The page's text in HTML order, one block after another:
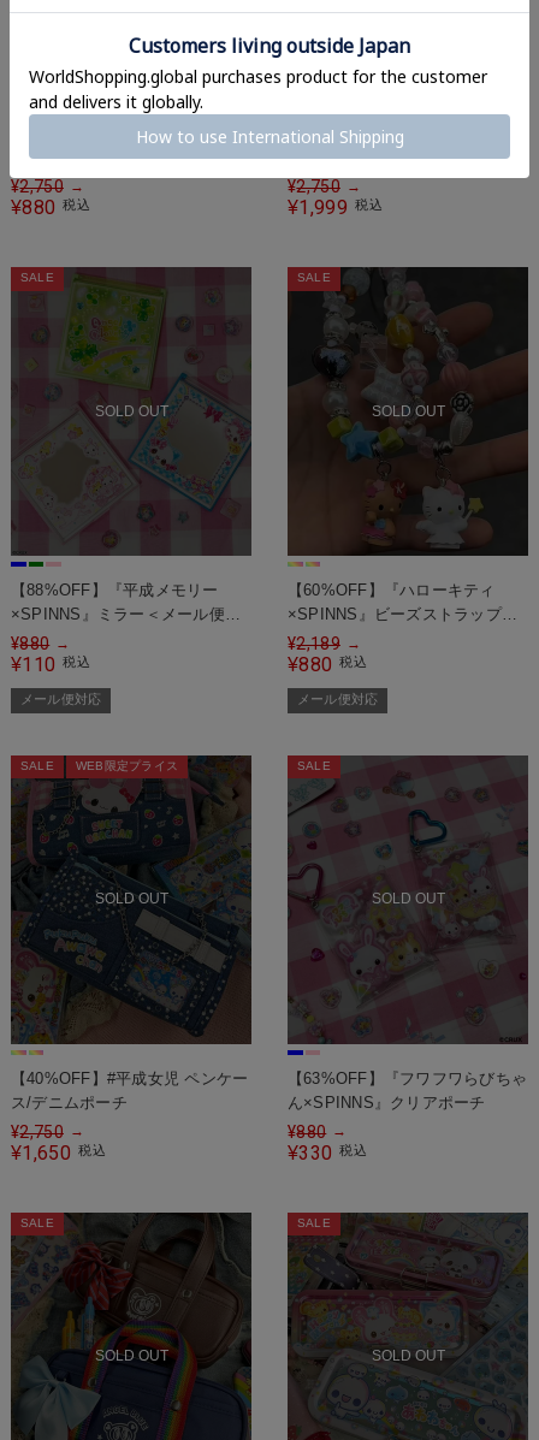
【68%OFF】『平成メモリー
×SPINNS』デニムペンケース
¥2,750 →
¥880 税込
【27%OFF】『フワフワらびちゃ
ん×SPINNS』ミニ財布
¥2,750 →
¥1,999 税込
SOLD OUT
SALE
【88%OFF】『平成メモリー
×SPINNS』ミラー＜メール便対
応＞
¥880 →
¥110 税込
メール便対応
SOLD OUT
SALE
【60%OFF】『ハローキティ
×SPINNS』ビーズストラップ＜
メール便対応＞
¥2,189 →
¥880 税込
メール便対応
SOLD OUT
SALE WEB限定プライス
【40%OFF】#平成女児 ペンケー
ス/デニムポーチ
¥2,750 →
¥1,650 税込
SOLD OUT
SALE
【63%OFF】『フワフワらびちゃ
ん×SPINNS』クリアポーチ
¥880 →
¥330 税込
SOLD OUT
SALE
SOLD OUT
SALE